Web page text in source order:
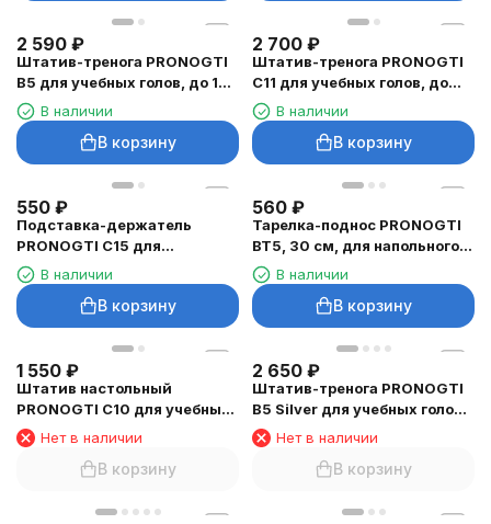
2 590 ₽
Штатив-тренога PRONOGTI
B5 для учебных голов, до 155
см, с лепестками и чехлом
В наличии
В корзину
2 700 ₽
Штатив-тренога PRONOGTI
C11 для учебных голов, до
155 см, с лепестками
В наличии
В корзину
550 ₽
Подставка-держатель
PRONOGTI C15 для
инструментов на штатив
В наличии
В корзину
560 ₽
Тарелка-поднос PRONOGTI
BT5, 30 см, для напольного
штатива
В наличии
В корзину
1 550 ₽
Штатив настольный
PRONOGTI C10 для учебных
голов, металлическое
крепление
Нет в наличии
В корзину
2 650 ₽
Штатив-тренога PRONOGTI
B5 Silver для учебных голов,
90-155 см, с чехлом
Нет в наличии
В корзину